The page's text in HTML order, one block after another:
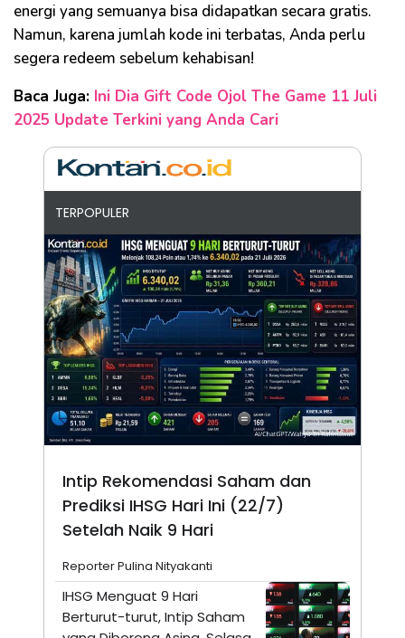
energi yang semuanya bisa didapatkan secara gratis.
Namun, karena jumlah kode ini terbatas, Anda perlu
segera redeem sebelum kehabisan!
Baca Juga: Ini Dia Gift Code Ojol The Game 11 Juli
2025 Update Terkini yang Anda Cari
TERPOPULER
Intip Rekomendasi Saham dan
Prediksi IHSG Hari Ini (22/7)
Setelah Naik 9 Hari
Reporter Pulina Nityakanti
IHSG Menguat 9 Hari
Berturut-turut, Intip Saham